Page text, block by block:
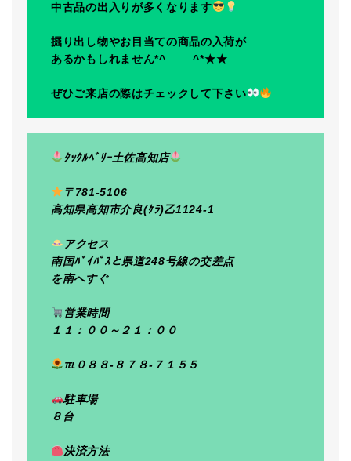
中古品の出入りが多くなります
掘り出し物やお目当ての商品の入荷が
あるかもしれません*^____^*★★
ぜひご来店の際はチェックして下さい
ﾀｯｸﾙﾍﾞﾘｰ土佐高知店
〒781-5106
高知県高知市介良(ｹﾗ)乙1124-1
アクセス
南国ﾊﾞｲﾊﾟｽと県道248号線の交差点
を南へすぐ
営業時間
１１：００～２１：００
℡０８８-８７８-７１５５
駐車場
８台
決済方法